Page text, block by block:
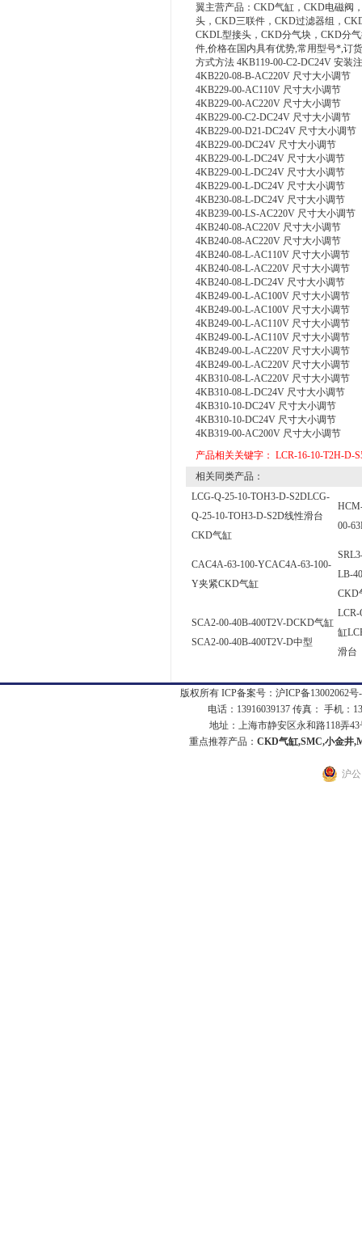
翼主营产品：CKD气缸，CKD电磁阀
头，CKD三联件，CKD过滤器组，
CKDL型接头，CKD分气块，CKD分
件,价格在国内具有优势,常用型号*,订
方式方法 4KB119-00-C2-DC24V 安
4KB220-08-B-AC220V 尺寸大小调节
4KB229-00-AC110V 尺寸大小调节
4KB229-00-AC220V 尺寸大小调节
4KB229-00-C2-DC24V 尺寸大小调节
4KB229-00-D21-DC24V 尺寸大小调节
4KB229-00-DC24V 尺寸大小调节
4KB229-00-L-DC24V 尺寸大小调节
4KB229-00-L-DC24V 尺寸大小调节
4KB229-00-L-DC24V 尺寸大小调节
4KB230-08-L-DC24V 尺寸大小调节
4KB239-00-LS-AC220V 尺寸大小调节
4KB240-08-AC220V 尺寸大小调节
4KB240-08-AC220V 尺寸大小调节
4KB240-08-L-AC110V 尺寸大小调节
4KB240-08-L-AC220V 尺寸大小调节
4KB240-08-L-DC24V 尺寸大小调节
4KB249-00-L-AC100V 尺寸大小调节
4KB249-00-L-AC100V 尺寸大小调节
4KB249-00-L-AC110V 尺寸大小调节
4KB249-00-L-AC110V 尺寸大小调节
4KB249-00-L-AC220V 尺寸大小调节
4KB249-00-L-AC220V 尺寸大小调节
4KB310-08-L-AC220V 尺寸大小调节
4KB310-08-L-DC24V 尺寸大小调节
4KB310-10-DC24V 尺寸大小调节
4KB310-10-DC24V 尺寸大小调节
4KB319-00-AC200V 尺寸大小调节
产品相关关键字： LCR-16-10-T2H-D-
相关同类产品：
LCG-Q-25-10-TOH3-D-S2DLCG-
Q-25-10-TOH3-D-S2D线性滑台
CKD气缸
00-
CAC4A-63-100-YCAC4A-63-100-
Y夹紧CKD气缸
LB-
CKD
SCA2-00-40B-400T2V-DCKD气缸
SCA2-00-40B-400T2V-D中型
LCR-
缸
滑台
版权所有 ICP备案号： 沪ICP备13002062号
电话：13916039137 传真： 手机：
地址：上海市静安区永和路118弄43
重点推荐产品： CKD气缸,SMC,小金井
沪公